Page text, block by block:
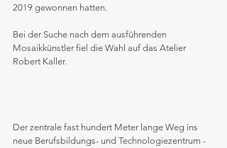
2019 gewonnen hatten.​
Bei der Suche nach dem ausführenden
Mosaikkünstler fiel die Wahl auf das Atelier
Robert Kaller.
Der zentrale fast hundert Meter lange Weg ins
neue Berufsbildungs- und Technologiezentrum -